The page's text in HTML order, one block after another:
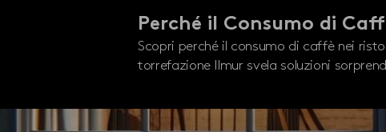
Perché il Consumo di
Scopri perché il consumo di caffè nei
torrefazione Ilmur svela soluzioni